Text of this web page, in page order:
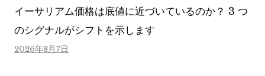
イーサリアム価格は底値に近づいているのか？ 3 つ
のシグナルがシフトを示します
2026年8月7日